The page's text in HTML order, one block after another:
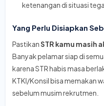
ketenangan di situasi
Yang Perlu Disiapkan
PastikanSTR kamu masih
Banyak pelamar siap di
karena STR habis masa
KTKI/Konsil bisa memakan
sebelum musim rekrutmen.